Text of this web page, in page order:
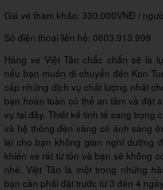
Giá vé tham khảo: 330.000VNĐ /
Số điện thoại liên hệ: 0603.913.999
Hãng xe Việt Tân chắc chắn sẽ là
nếu bạn muốn di chuyển đến Kon
cấp những dịch vụ chất lượng nhất
bạn hoàn toàn có thể an tâm và đặt
vụ tại đây. Thiết kế tinh tế sang trọng
và hệ thống đèn vàng có ánh sáng
lại cho bạn không gian nghỉ dưỡng
khiển xe rất từ tốn và bạn sẽ không
nhé. Việt Tân là một trong những
bạn cần phải đặt trước từ 3 đến 4